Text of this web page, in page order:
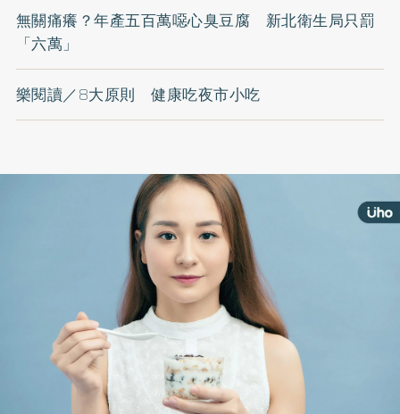
無關痛癢？年產五百萬噁心臭豆腐 新北衛生局只罰
「六萬」
樂閱讀／8大原則 健康吃夜市小吃